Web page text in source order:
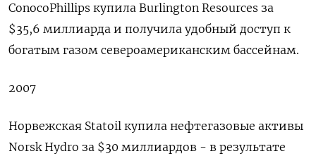
ConocoPhillips купила Burlington Resources за
$35,6 миллиарда и получила удобный доступ к
богатым газом североамериканским бассейнам.
2007
Норвежская Statoil купила нефтегазовые активы
Norsk Hydro за $30 миллиардов - в результате